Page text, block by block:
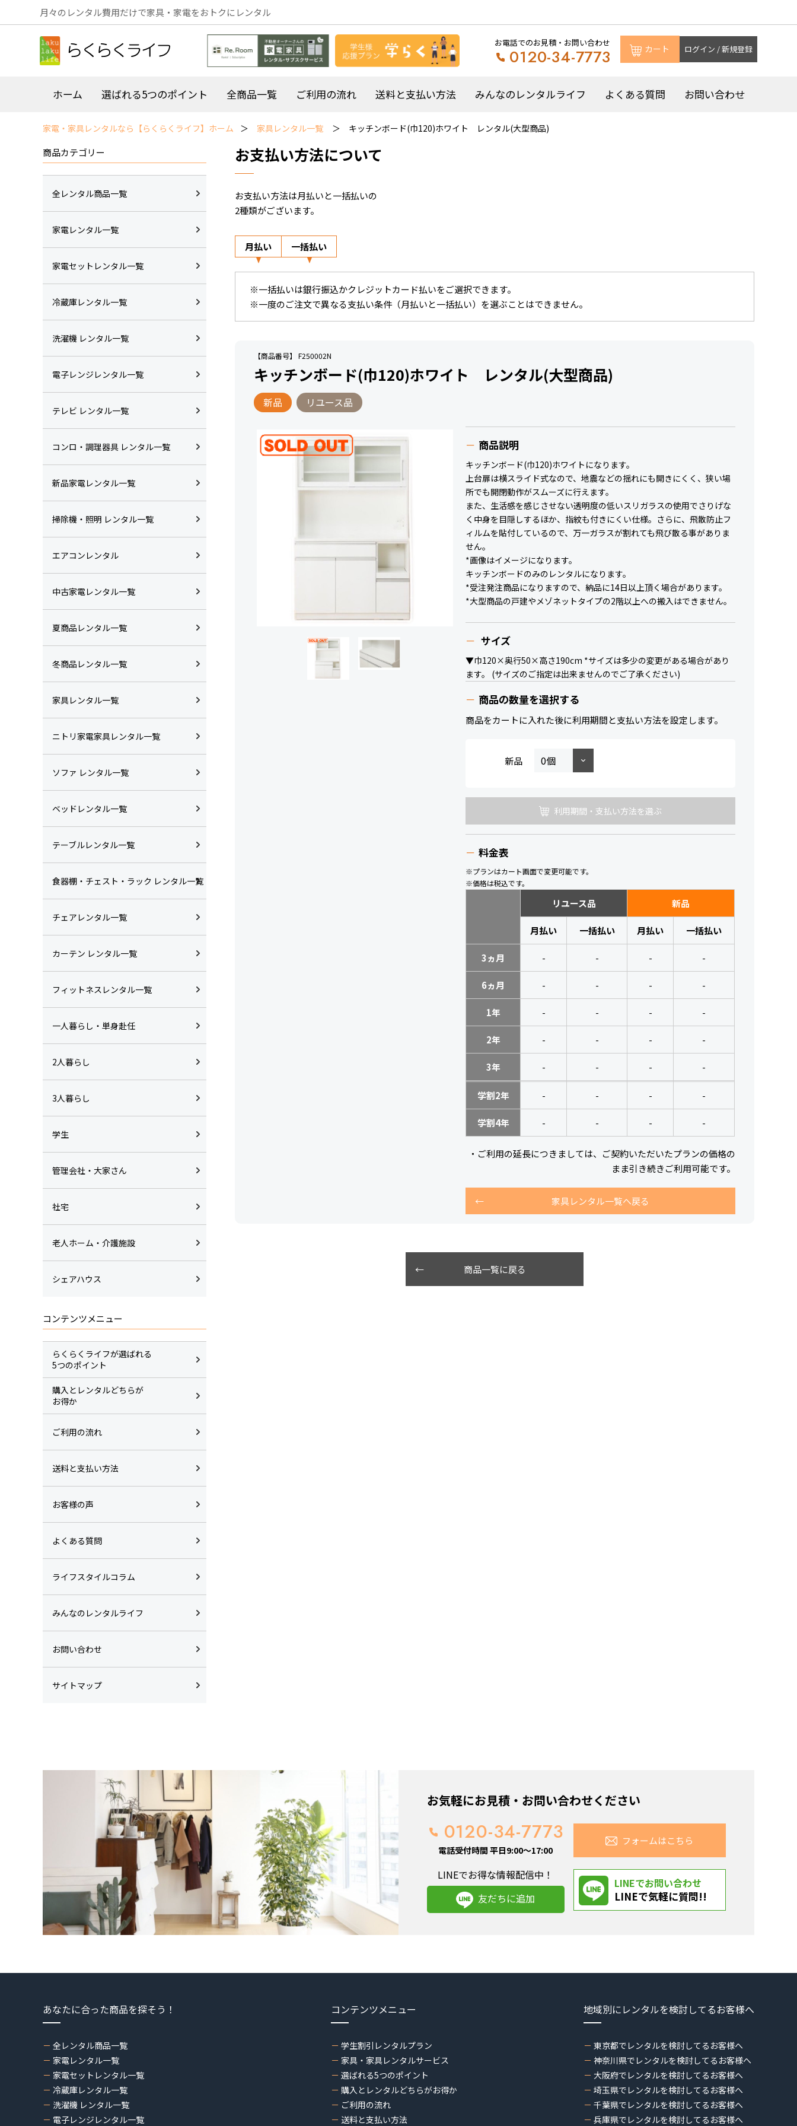
月々のレンタル費用だけで家具・家電をおトクにレンタル
お電話でのお見積・お問い合わせ
0120-34-7773 カート ログイン / 新規登録
ホーム 選ばれる5つのポイント 全商品一覧 ご利用の流れ 送料と支払い方法 みんなのレンタルライフ よくある質問 お問い合わせ
家電・家具レンタルなら【らくらくライフ】ホーム 家具レンタル一覧 キッチンボード(巾120)ホワイト レンタル(大型商品)
お支払い方法について
お支払い方法は月払いと一括払いの
2種類がございます。
月払い 一括払い
※一括払いは銀行振込かクレジットカード払いをご選択できます。
※一度のご注文で異なる支払い条件（月払いと一括払い）を選ぶことはできません。
【商品番号】 F250002N
キッチンボード(巾120)ホワイト レンタル(大型商品)
新品 リユース品
商品説明
キッチンボード(巾120)ホワイトになります。
上台扉は横スライド式なので、地震などの揺れにも開きにくく、狭い場
所でも開閉動作がスムーズに行えます。
また、生活感を感じさせない透明度の低いスリガラスの使用でさりげな
く中身を目隠しするほか、指紋も付きにくい仕様。さらに、飛散防止フ
ィルムを貼付しているので、万一ガラスが割れても飛び散る事がありま
せん。
*画像はイメージになります。
キッチンボードのみのレンタルになります。
*受注発注商品になりますので、納品に14日以上頂く場合があります。
*大型商品の戸建やメゾネットタイプの2階以上への搬入はできません。
サイズ
▼巾120×奥行50×高さ190cm *サイズは多少の変更がある場合があり
ます。 (サイズのご指定は出来ませんのでご了承ください)
商品の数量を選択する
商品をカートに入れた後に利用期間と支払い方法を設定します。
新品
利用期間・支払い方法を選ぶ
料金表
※プランはカート画面で変更可能です。
※価格は税込です。
リユース品 新品
月払い 一括払い 月払い 一括払い
3ヵ月 - - - -
6ヵ月 - - - -
1年 - - - -
2年 - - - -
3年 - - - -
学割2年 - - - -
学割4年 - - - -
・ご利用の延長につきましては、ご契約いただいたプランの価格の
まま引き続きご利用可能です。
家具レンタル一覧へ戻る
商品一覧に戻る
商品カテゴリー
全レンタル商品一覧
家電レンタル一覧
家電セットレンタル一覧
冷蔵庫レンタル一覧
洗濯機 レンタル一覧
電子レンジレンタル一覧
テレビ レンタル一覧
コンロ・調理器具 レンタル一覧
新品家電レンタル一覧
掃除機・照明 レンタル一覧
エアコンレンタル
中古家電レンタル一覧
夏商品レンタル一覧
冬商品レンタル一覧
家具レンタル一覧
ニトリ家電家具レンタル一覧
ソファ レンタル一覧
ベッドレンタル一覧
テーブルレンタル一覧
食器棚・チェスト・ラック レンタル一覧
チェアレンタル一覧
カーテン レンタル一覧
フィットネスレンタル一覧
一人暮らし・単身赴任
2人暮らし
3人暮らし
学生
管理会社・大家さん
社宅
老人ホーム・介護施設
シェアハウス
コンテンツメニュー
らくらくライフが選ばれる
5つのポイント
購入とレンタルどちらが
お得か
ご利用の流れ
送料と支払い方法
お客様の声
よくある質問
ライフスタイルコラム
みんなのレンタルライフ
お問い合わせ
サイトマップ
お気軽にお見積・お問い合わせください
0120-34-7773
電話受付時間 平日9:00～17:00
フォームはこちら
LINEでお得な情報配信中！
友だちに追加
LINEでお問い合わせ
LINEで気軽に質問!!
あなたに合った商品を探そう！
全レンタル商品一覧
家電レンタル一覧
家電セットレンタル一覧
冷蔵庫レンタル一覧
洗濯機 レンタル一覧
電子レンジレンタル一覧
コンテンツメニュー
学生割引レンタルプラン
家具・家具レンタルサービス
選ばれる5つのポイント
購入とレンタルどちらがお得か
ご利用の流れ
送料と支払い方法
地域別にレンタルを検討してるお客様へ
東京都でレンタルを検討してるお客様へ
神奈川県でレンタルを検討してるお客様へ
大阪府でレンタルを検討してるお客様へ
埼玉県でレンタルを検討してるお客様へ
千葉県でレンタルを検討してるお客様へ
兵庫県でレンタルを検討してるお客様へ